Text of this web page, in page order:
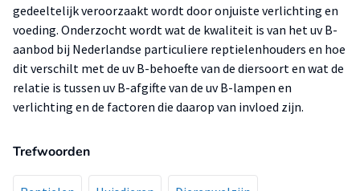
gedeeltelijk veroorzaakt wordt door onjuiste verlichting en
voeding. Onderzocht wordt wat de kwaliteit is van het uv B-
aanbod bij Nederlandse particuliere reptielenhouders en hoe
dit verschilt met de uv B-behoefte van de diersoort en wat de
relatie is tussen uv B-afgifte van de uv B-lampen en
verlichting en de factoren die daarop van invloed zijn.
Trefwoorden